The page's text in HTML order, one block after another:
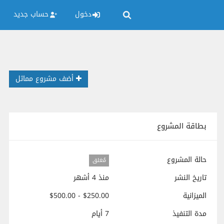
دخول حساب جديد
أضف مشروع مماثل
بطاقة المشروع
حالة المشروع مُغلق
تاريخ النشر
منذ 4 أشهر
الميزانية
$250.00 - $500.00
مدة التنفيذ
7 أيام